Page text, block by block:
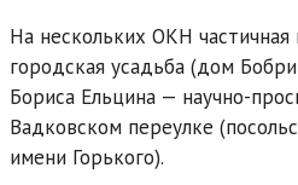
На нескольких ОКН
городская усадьба (дом
Бориса Ельцина — научно-
Вадковском переулке
имени Горького).